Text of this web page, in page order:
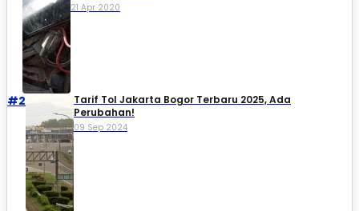
21 Apr 2020
#2
Tarif Tol Jakarta Bogor Terbaru 2025, Ada
Perubahan!
09 Sep 2024